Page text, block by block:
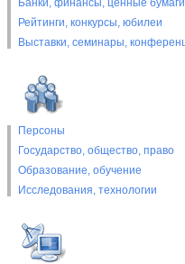
Банки, финансы, ценные бумаги
Рейтинги, конкурсы, юбилеи
Выставки, cеминары,
Персоны
Государство, общество, право
Образование, обучение
Исследования, технологии